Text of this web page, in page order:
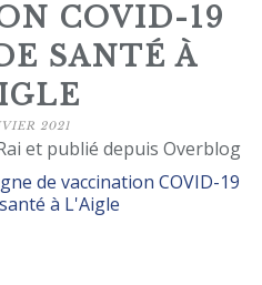
COVID-19
SANTÉ À
2021
et publié depuis Overblog